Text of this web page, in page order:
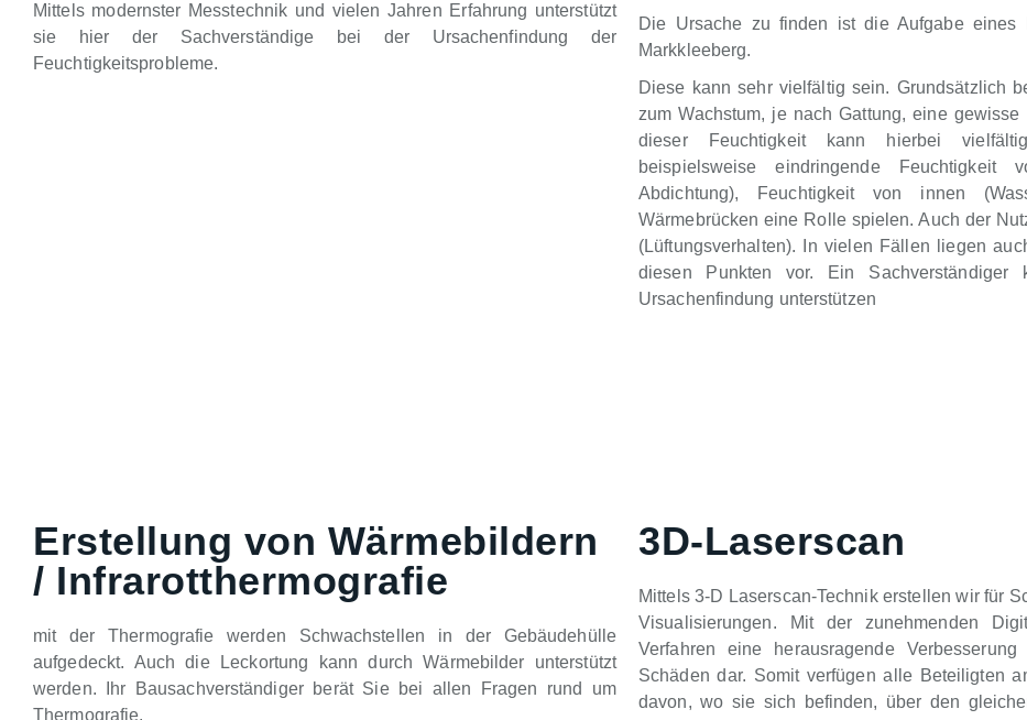
Mittels modernster Messtechnik und vielen Jahren Erfahrung unterstützt
sie hier der Sachverständige bei der Ursachenfindung der
Feuchtigkeitsprobleme.
Die Ursache zu finden ist die Aufgabe eines
Markkleeberg.
Diese kann sehr vielfältig sein. Grundsätzlich
zum Wachstum, je nach Gattung, eine
dieser Feuchtigkeit kann hierbei
beispielsweise eindringende Feuchtigkeit
Abdichtung), Feuchtigkeit von innen
Wärmebrücken eine Rolle spielen. Auch der
(Lüftungsverhalten). In vielen Fällen liegen
diesen Punkten vor. Ein
Ursachenfindung unterstützen
Erstellung von Wärmebildern
/ Infrarotthermografie
mit der Thermografie werden Schwachstellen in der Gebäudehülle
aufgedeckt. Auch die Leckortung kann durch Wärmebilder unterstützt
werden. Ihr Bausachverständiger berät Sie bei allen Fragen rund um
Thermografie.
3D-Laserscan
Mittels 3-D Laserscan-Technik erstellen wir für
Visualisierungen. Mit der zunehmenden
Verfahren eine herausragende
Schäden dar. Somit verfügen alle Beteiligten
davon, wo sie sich befinden, über den